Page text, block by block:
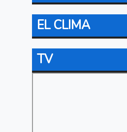
EL CLIMA
TV